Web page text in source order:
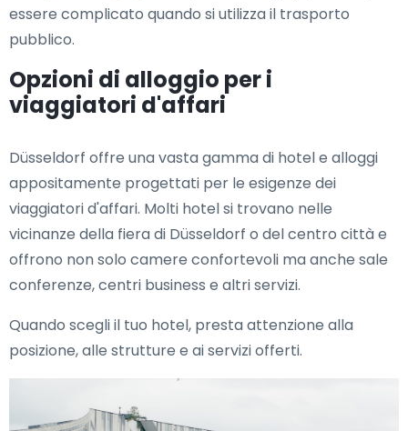
essere complicato quando si utilizza il trasporto
pubblico.
Opzioni di alloggio per i
viaggiatori d'affari
Düsseldorf offre una vasta gamma di hotel e alloggi
appositamente progettati per le esigenze dei
viaggiatori d'affari. Molti hotel si trovano nelle
vicinanze della fiera di Düsseldorf o del centro città e
offrono non solo camere confortevoli ma anche sale
conferenze, centri business e altri servizi.
Quando scegli il tuo hotel, presta attenzione alla
posizione, alle strutture e ai servizi offerti.